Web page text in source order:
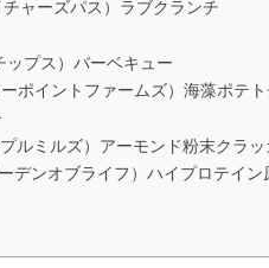
チャーズパス）ラブクランチ
ップス）バーベキュー
ーポイントファームズ）海藻ポテ
ルミルズ）アーモンド粉末クラッ
デンオブライフ）ハイプロテイン